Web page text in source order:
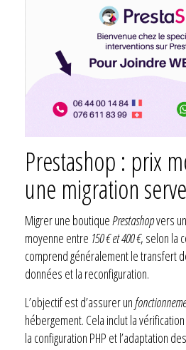
Prestashop : prix
une migration
Migrer une boutiquePrestashopvers
moyenne entre 150 € et 400 €, selon la
comprend généralement le transfert
données et la reconfiguration.
L’objectif est d’assurer un
hébergement. Cela inclut la
la configuration PHP et l’adaptation